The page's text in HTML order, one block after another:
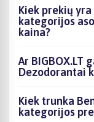
Kiek prekių
kategorijos
kaina?
Ar BIGBOX.LT
Dezodorantai
Kiek trunka
kategorijos